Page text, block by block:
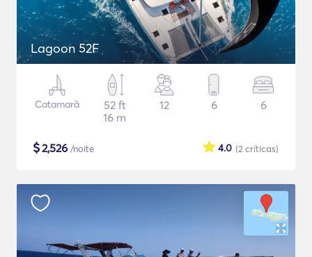
Lagoon 52F
Catamarã
52 ft
16 m
12 6 6
$2,526 /noite (2 críticas)
4.0